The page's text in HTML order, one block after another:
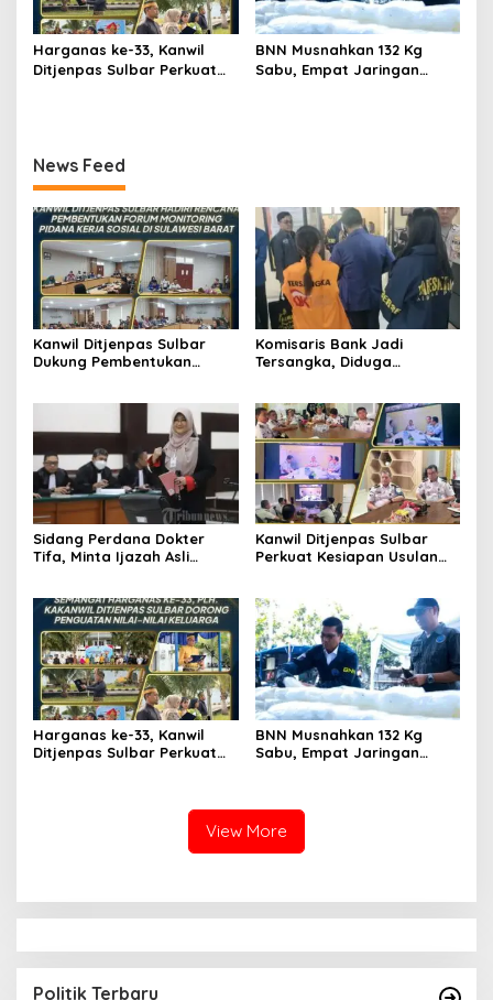
Harganas ke-33, Kanwil
Ditjenpas Sulbar Perkuat
BNN Musnahkan 132 Kg
Sabu, Empat Jaringan
News Feed
Kanwil Ditjenpas Sulbar
Dukung Pembentukan
Komisaris Bank Jadi
Tersangka, Diduga
Sidang Perdana Dokter
Tifa, Minta Ijazah Asli
Kanwil Ditjenpas Sulbar
Perkuat Kesiapan Usulan
Harganas ke-33, Kanwil
Ditjenpas Sulbar Perkuat
BNN Musnahkan 132 Kg
Sabu, Empat Jaringan
View More
Politik Terbaru